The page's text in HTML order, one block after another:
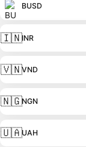
BUSD
🇮🇳INR
🇻🇳VND
🇳🇬NGN
🇺🇦UAH